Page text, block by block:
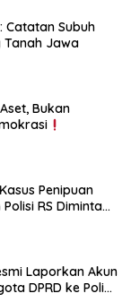
Catatan Subuh
Tanah Jawa
Bukan
Penipuan
RS Diminta
Laporkan Akun
DPRD ke Polisi: